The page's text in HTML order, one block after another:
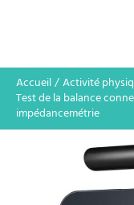
Accueil
Activité
Test de la balance
impédancemétrie